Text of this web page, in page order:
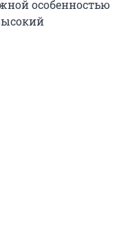
особенностью